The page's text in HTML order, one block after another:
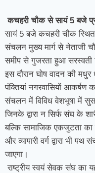
कचहरी चौक से सायं 5 बजे
सायं 5 बजे कचहरी चौक स्थित
संचलन मुख्य मार्ग से नेताजी
समीप से गुजरता हुआ सरस्वती
इस दौरान घोष वादन की
पंक्तियां नगरवासियों आकर्षण
संचलन में विविध वेशभूषा में
जिनके द्वारा न सिर्फ संघ के
बल्कि सामाजिक एकजुटता का
और व्यापारी वर्ग द्वारा भी
जाएगा।
राष्ट्रीय स्वयं सेवक संघ